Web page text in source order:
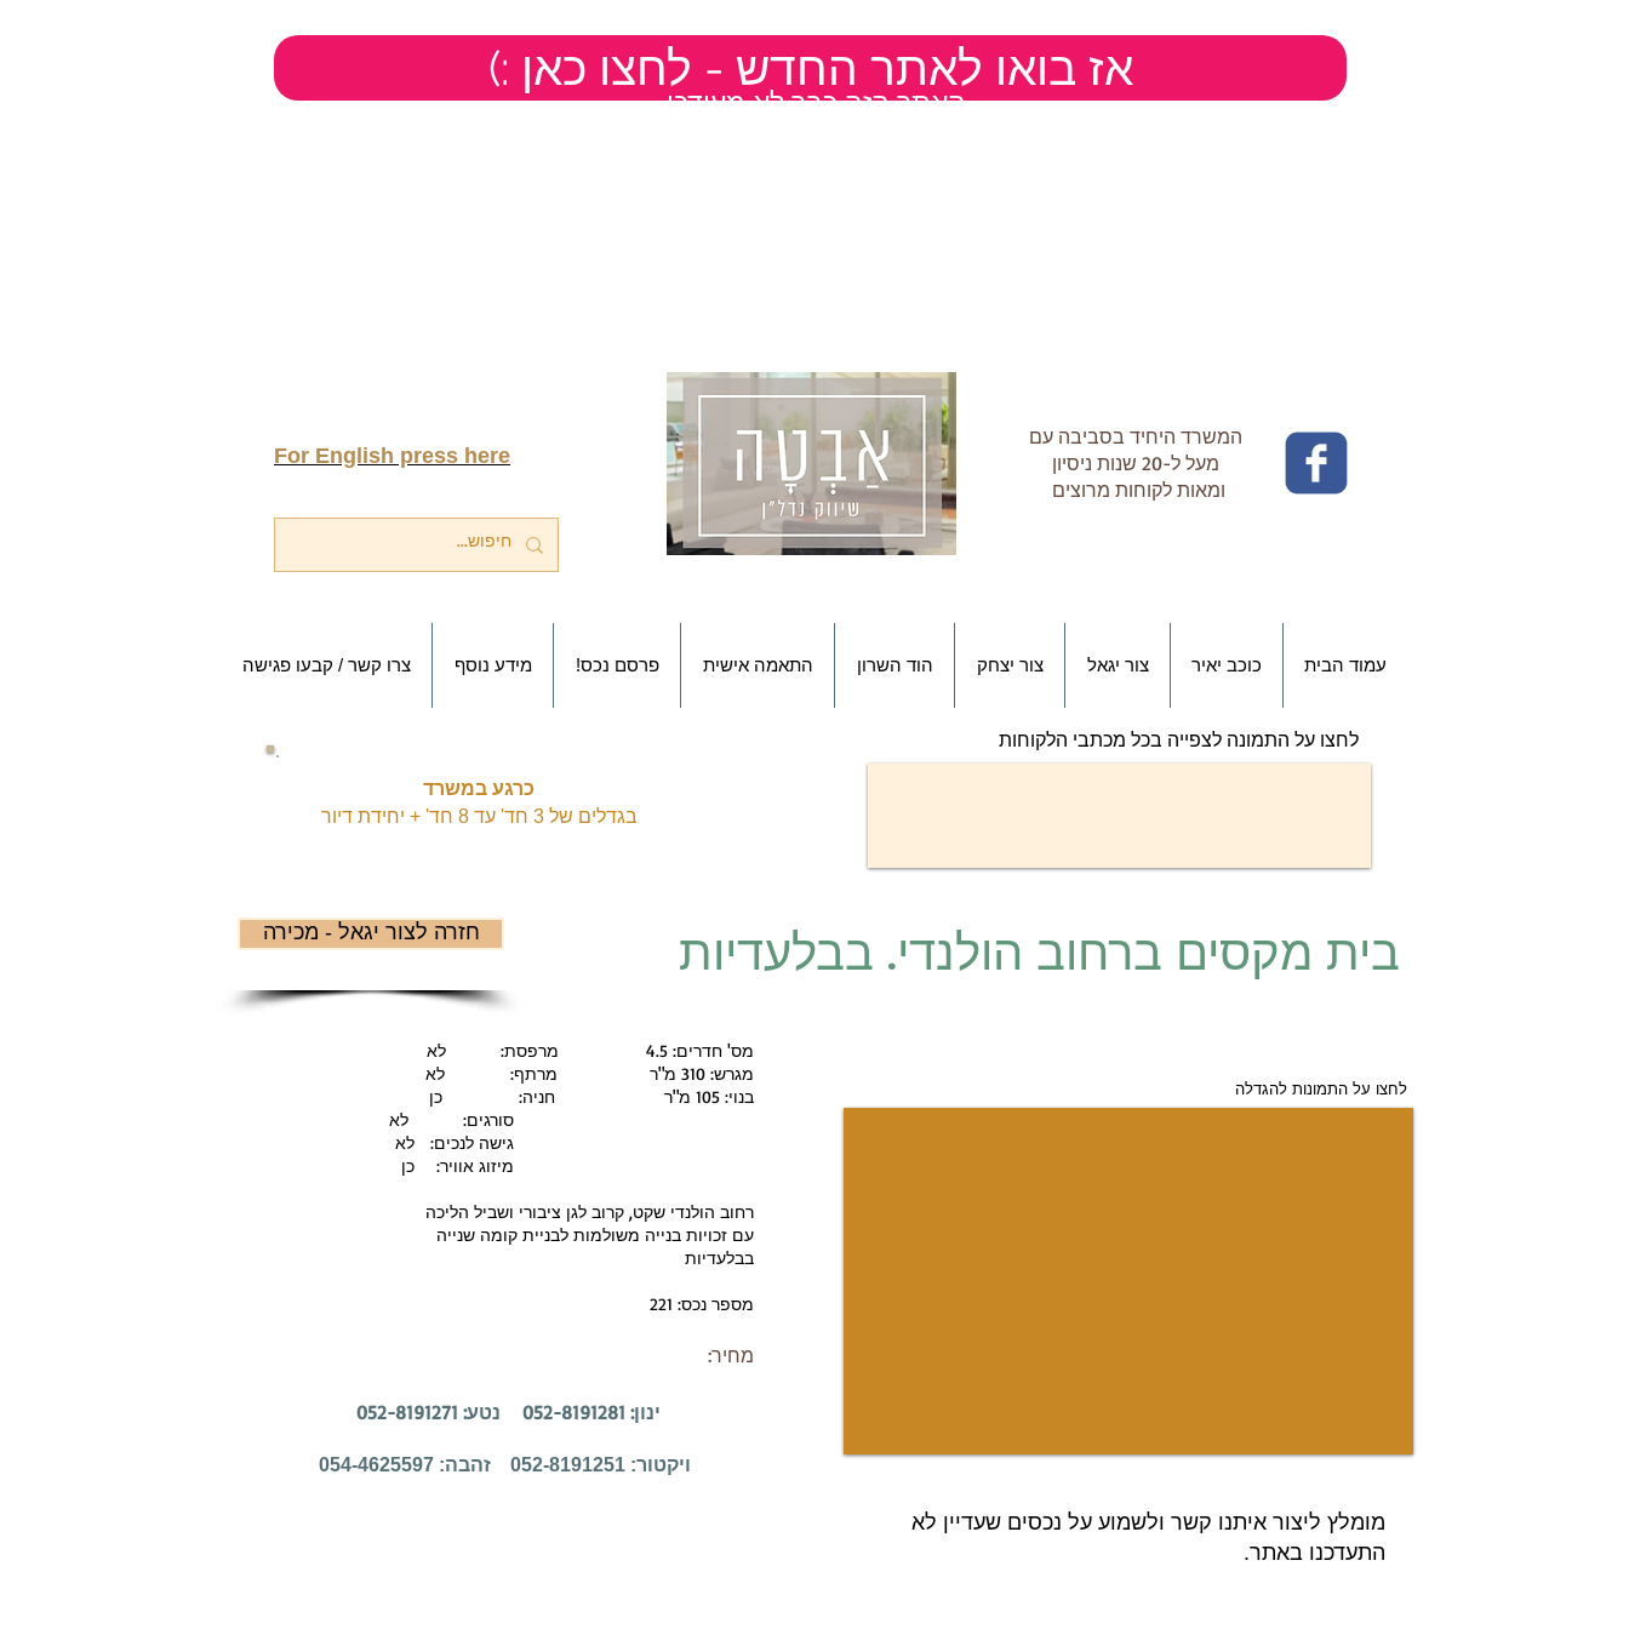
(: אז בואו לאתר החדש - לחצו כאן
,האתר הזה כבר לא מעודכן
For English press here
המשרד היחיד בסביבה עם
מעל ל-20 שנות ניסיון
ומאות לקוחות מרוצים
צרו קשר / קבעו פגישה מידע נוסף !פרסם נכס התאמה אישית הוד השרון צור יצחק צור יגאל כוכב יאיר עמוד הבית
חזרה לצור יגאל - מכירה בית מקסים ברחוב הולנדי. בבלעדיות
מס' חדרים: 4.5 מרפסת: לא
מגרש: 310 מ"ר מרתף: לא
בנוי: 105 מ"ר​ חניה: כן
סורגים: לא
גישה לנכים: לא
​ מיזוג אוויר: כן
רחוב הולנדי שקט, קרוב לגן ציבורי ושביל הליכה
עם זכויות בנייה משולמות לבניית קומה שנייה
בבלעדיות
מספר נכס: 221
מחיר:
ינון: 052-8191281 נטע: 052-8191271
ויקטור: 052-8191251 זהבה: 054-4625597
לחצו על התמונות להגדלה
מומלץ ליצור איתנו קשר ולשמוע על נכסים שעדיין לא
התעדכנו באתר.
לחצו על התמונה לצפייה בכל מכתבי הלקוחות
כרגע במשרד
בגדלים של 3 חד' עד 8 חד' + יחידת דיור